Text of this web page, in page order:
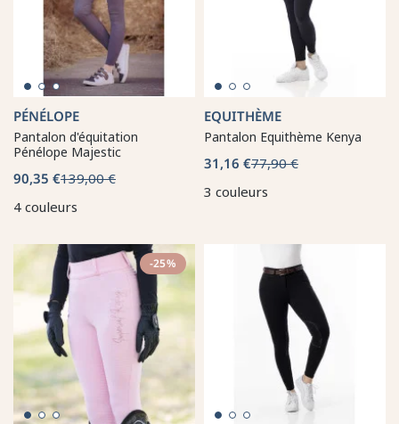
PÉNÉLOPE
Pantalon d'équitation
Pénélope Majestic
90,35 €139,00 €
4 couleurs
EQUITHÈME
Pantalon Equithème Kenya
31,16 €77,90 €
3 couleurs
-25%